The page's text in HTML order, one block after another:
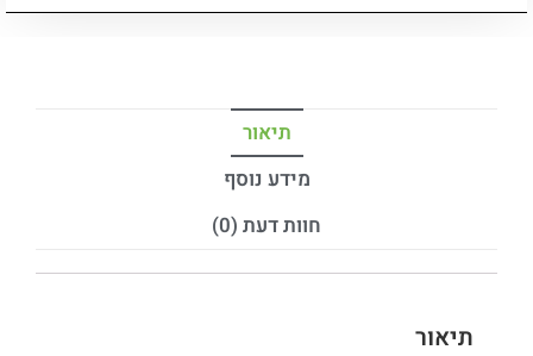
תיאור
מידע נוסף
חוות דעת (0)
תיאור